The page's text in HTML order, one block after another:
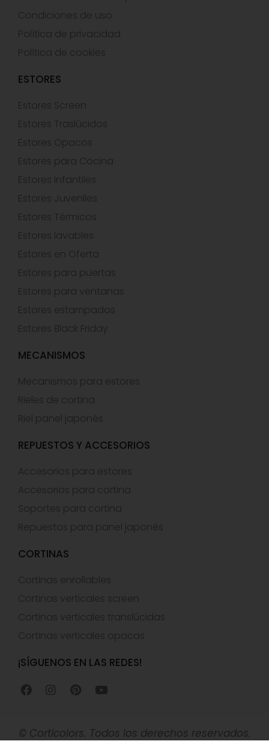
Condiciones de uso
Política de privacidad
Política de cookies
ESTORES
Estores Screen
Estores Traslúcidos
Estores Opacos
Estores para Cocina
Estores Infantiles
Estores Juveniles
Estores Térmicos
Estores lavables
Estores en Oferta
Estores para puertas
Estores para ventanas
Estores estampados
Estores Black Friday
MECANISMOS
Mecanismos para estores
Rieles de cortina
Riel panel japonés
REPUESTOS Y ACCESORIOS
Accesorios para estores
Accesorios para cortina
Soportes para cortina
Repuestos para panel japonés
CORTINAS
Cortinas enrollables
Cortinas verticales screen
Cortinas verticales translúcidas
Cortinas verticales opacas
¡SÍGUENOS EN LAS REDES!
© Corticolors. Todos los derechos reservados.